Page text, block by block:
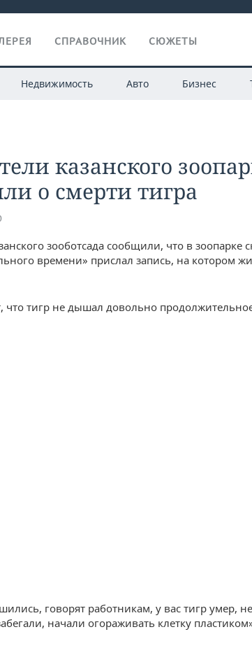
СПРАВОЧНИК СЮЖЕТЫ
Недвижимость Авто Бизнес
казанского
о смерти тигра
зооботсада сообщили, что в зоопарке
времени» прислал запись, на котором
что тигр не дышал довольно
говорят работникам, у вас тигр умер,
начали огораживать клетку